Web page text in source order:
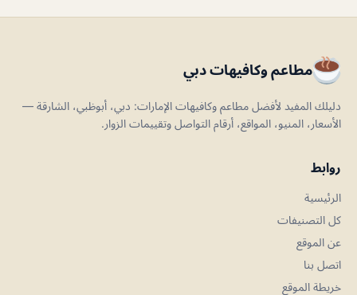
مطاعم وكافيهات دبي
دليلك المفيد لأفضل مطاعم وكافيهات الإمارات: دبي، أبوظبي، الشارقة —
الأسعار، المنيو، المواقع، أرقام التواصل وتقييمات الزوار.
روابط
الرئيسية
كل التصنيفات
عن الموقع
اتصل بنا
خريطة الموقع